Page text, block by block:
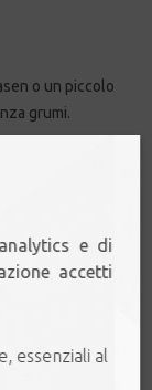
o un piccolo
grumi.
con
Mescola e
in Giappone e
e di
accetti
essenziali al